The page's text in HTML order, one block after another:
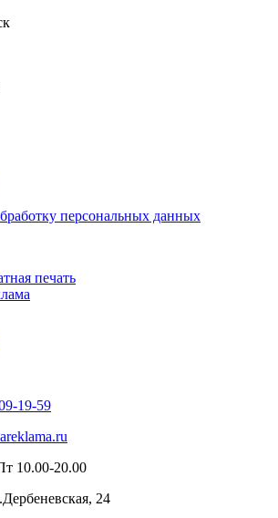
персональных данных
печать
19-59
10.00-20.00
24